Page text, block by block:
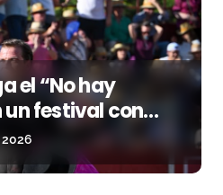
el “No hay
festival con
Zambrano,
Campano
2026